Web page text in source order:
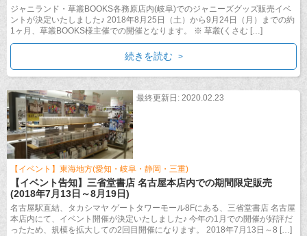
ジャニランド・草叢BOOKS各務原店内(岐阜)でのジャニーズグッズ販売イベ
ントが決定いたしました♪ 2018年8月25日（土）から9月24日（月）までの約
1ヶ月、草叢BOOKS様主催での開催となります。 ※ 草叢(くさむ […]
続きを読む
最終更新日: 2020.02.23
【イベント】東海地方(愛知・岐阜・静岡・三重)
【イベント告知】三省堂書店 名古屋本店内での期間限定販売
(2018年7月13日～8月19日)
名古屋駅直結、タカシマヤ ゲートタワーモール8Fにある、三省堂書店 名古屋
本店内にて、イベント開催が決定いたしました♪ 今年の1月での開催が好評だ
ったため、規模を拡大しての2回目開催になります。 2018年7月13日～8 […]